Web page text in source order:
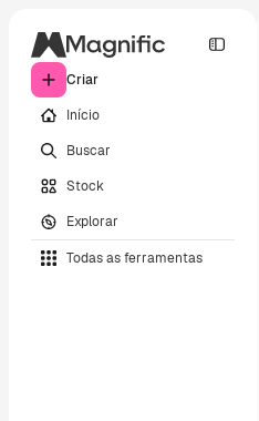
Criar
Início
Buscar
Stock
Explorar
Todas as ferramentas